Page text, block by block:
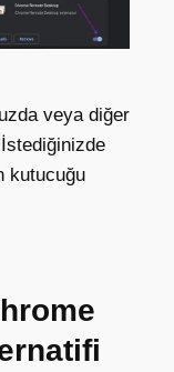
veya diğer
İstediğinizde
kutucuğu